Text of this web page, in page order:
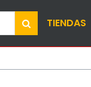
TIENDAS